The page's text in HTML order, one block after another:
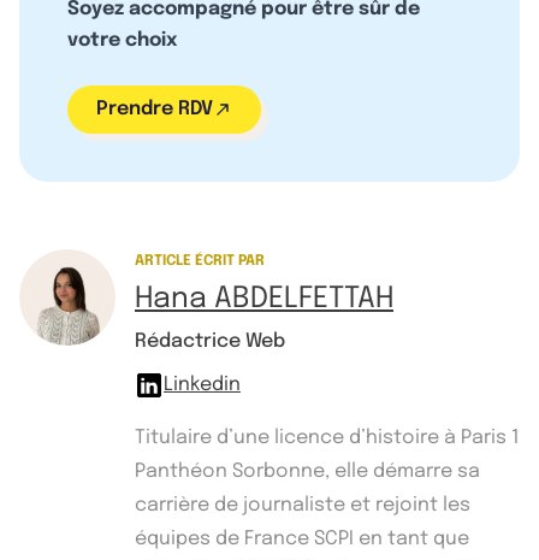
Soyez accompagné pour être sûr de
votre choix
Prendre RDV
ARTICLE ÉCRIT PAR
Hana ABDELFETTAH
Rédactrice Web
Linkedin
Titulaire d’une licence d’histoire à Paris 1
Panthéon Sorbonne, elle démarre sa
carrière de journaliste et rejoint les
équipes de France SCPI en tant que